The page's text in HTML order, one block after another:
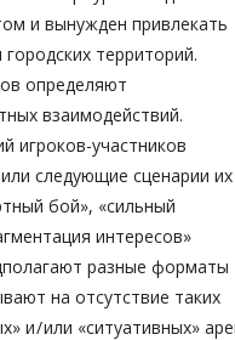
и вынужден привлекать
территорий.
определяют
взаимодействий.
игроков-участников
следующие сценарии их
бой», «сильный
интересов»
разные форматы
на отсутствие таких
и / или «ситуативных»